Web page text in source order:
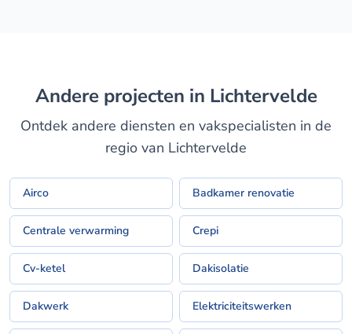
Andere projecten in Lichtervelde
Ontdek andere diensten en vakspecialisten in de
regio van Lichtervelde
Airco Badkamer renovatie
Centrale verwarming Crepi
Cv-ketel Dakisolatie
Dakwerk Elektriciteitswerken